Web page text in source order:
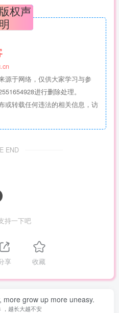
权声
明
源于网络，仅供大家学习与参
进行删除处理。
或转载任何违法的相关信息，访
END
持一下吧
享 收藏
grow up more uneasy.
，越长大越不安